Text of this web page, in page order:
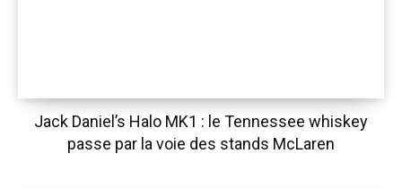
Jack Daniel’s Halo MK1 : le Tennessee whiskey
passe par la voie des stands McLaren